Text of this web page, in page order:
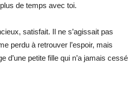
de temps avec toi.
satisfait. Il ne s’agissait pas
perdu à retrouver l’espoir, mais
d’une petite fille qui n’a jamais cessé